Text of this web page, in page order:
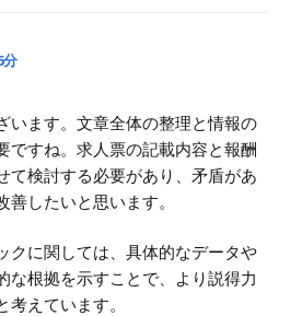
分
います。文章全体の整理と情報の
ですね。求人票の記載内容と報酬
て検討する必要があり、矛盾があ
したいと思います。
クに関しては、具体的なデータや
な根拠を示すことで、より説得力
えています。